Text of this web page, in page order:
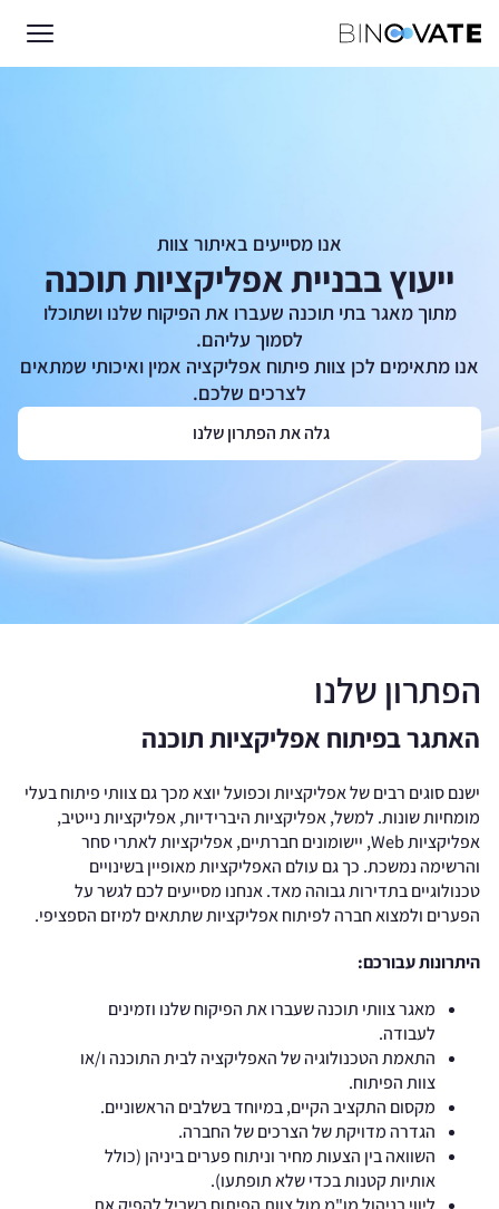
אנו מסייעים באיתור צוות
ייעוץ בבניית אפליקציות תוכנה
מתוך מאגר בתי תוכנה שעברו את הפיקוח שלנו ושתוכלו
לסמוך עליהם.
אנו מתאימים לכן צוות פיתוח אפליקציה אמין ואיכותי שמתאים
לצרכים שלכם.
גלה את הפתרון שלנו
הפתרון שלנו
האתגר בפיתוח אפליקציות תוכנה
ישנם סוגים רבים של אפליקציות וכפועל יוצא מכך גם צוותי פיתוח בעלי
מומחיות שונות. למשל, אפליקציות היברידיות, אפליקציות נייטיב,
אפליקציות Web, יישומונים חברתיים, אפליקציות לאתרי סחר
והרשימה נמשכת. כך גם עולם האפליקציות מאופיין בשינויים
טכנולוגיים בתדירות גבוהה מאד. אנחנו מסייעים לכם לגשר על
הפערים ולמצוא חברה לפיתוח אפליקציות שתתאים למיזם הספציפי.
היתרונות עבורכם:
מאגר צוותי תוכנה שעברו את הפיקוח שלנו וזמינים
לעבודה.
התאמת הטכנולוגיה של האפליקציה לבית התוכנה ו/או
צוות הפיתוח.
מקסום התקציב הקיים, במיוחד בשלבים הראשוניים.
הגדרה מדויקת של הצרכים של החברה.
השוואה בין הצעות מחיר וניתוח פערים ביניהן (כולל
אותיות קטנות בכדי שלא תופתעו).